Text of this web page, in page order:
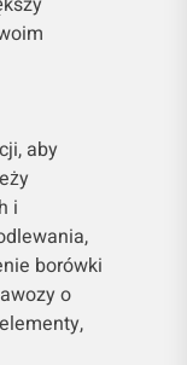
aby
i
borówki
o